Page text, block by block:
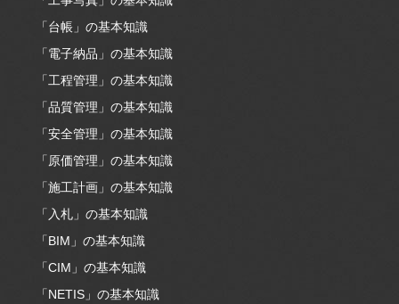
「台帳」の基本知識
「電子納品」の基本知識
「工程管理」の基本知識
「品質管理」の基本知識
「安全管理」の基本知識
「原価管理」の基本知識
「施工計画」の基本知識
「入札」の基本知識
「BIM」の基本知識
「CIM」の基本知識
「NETIS」の基本知識